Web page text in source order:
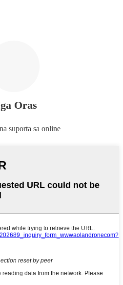
Oras
suporta sa online